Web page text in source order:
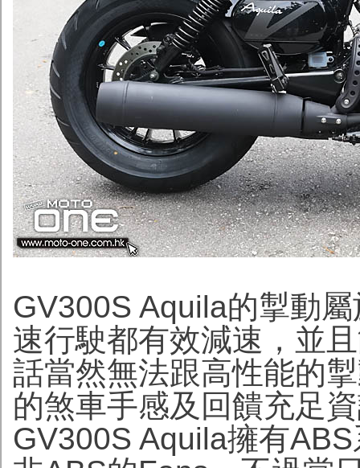
GV300S Aquila的掣動
速行駛都有效減速，並
話當然無法跟高性能的
的煞車手感及回饋充足
GV300S Aquila擁有